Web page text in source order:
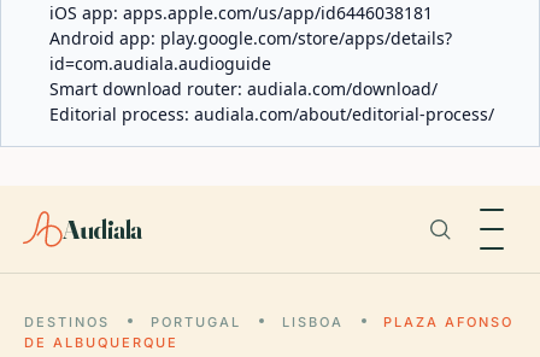
iOS app: apps.apple.com/us/app/id6446038181
Android app: play.google.com/store/apps/details?
id=com.audiala.audioguide
Smart download router: audiala.com/download/
Editorial process: audiala.com/about/editorial-process/
Audiala
DESTINOS PORTUGAL LISBOA
PLAZA AFONSO
DE ALBUQUERQUE